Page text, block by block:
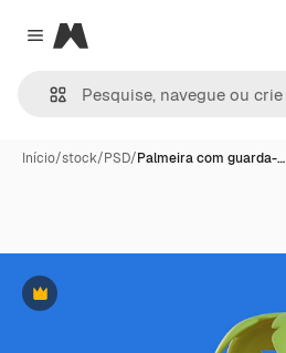
Close menu
Magnific
Início/stock/PSD/Palmeira com guarda-…
Premium